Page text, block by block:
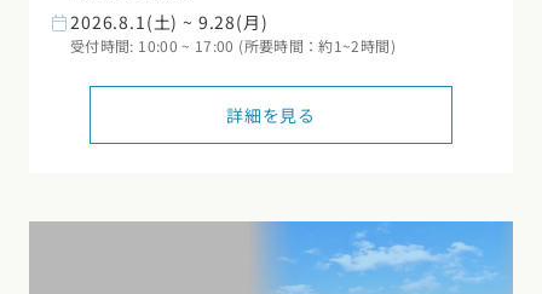
2026.8.1(土) ~ 9.28(月)
受付時間: 10:00 ~ 17:00 (所要時間：約1~2時間)
詳細を見る